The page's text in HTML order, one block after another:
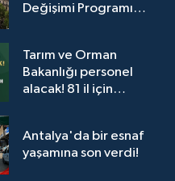
Değişimi Programı
Tarım ve Orman
Bakanlığı personel
alacak! 81 il için
Antalya'da bir esnaf
yaşamına son verdi!